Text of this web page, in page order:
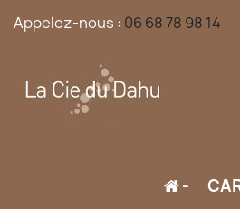
Appelez-nous : 06 68 78 98 14
-